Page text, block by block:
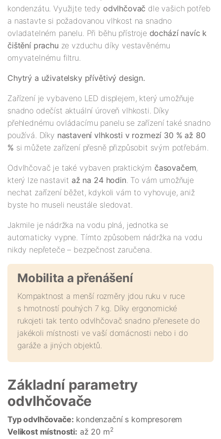
kondenzátu. Využijte tedy odvlhčovač dle vašich potřeb
a nastavte si požadovanou vlhkost na snadno
ovladatelném panelu. Při běhu přístroje dochází navíc k
čištění prachu ze vzduchu díky vestavěnému
omyvatelnému filtru.
Chytrý a uživatelsky přívětivý design.
Zařízení je vybaveno LED displejem, který umožňuje
snadno odečíst aktuální úroveň vlhkosti. Díky
přehlednému ovládacímu panelu se zařízení také snadno
používá. Díky nastavení vlhkosti v rozmezí 30 % až 80
% si můžete zařízení přesně přizpůsobit svým potřebám.
Odvlhčovač je také vybaven praktickým časovačem,
který lze nastavit až na 24 hodin. To vám umožňuje
nechat zařízení běžet, kdykoli vám to vyhovuje, aniž
byste ho museli neustále sledovat.
Jakmile je nádržka na vodu plná, jednotka se
automaticky vypne. Tímto způsobem nádržka na vodu
nikdy nepřeteče – bezpečnost zaručena.
Mobilita a přenášení
Kompaktnost a menší rozměry jdou ruku v ruce
s hmotností pouhých 7 kg. Díky ergonomické
rukojeti tak tento odvlhčovač snadno přenesete do
jakékoli místnosti ve vaší domácnosti nebo i do
garáže a jiných objektů.
Základní parametry
odvlhčovače
Typ odvlhčovače: kondenzační s kompresorem
Velikost místnosti: až 20 m2